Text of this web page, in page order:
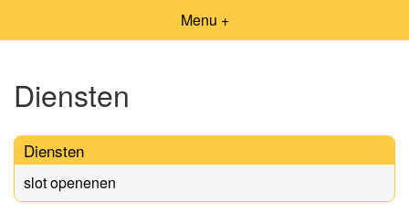
Menu +
Diensten
Diensten
slot openenen